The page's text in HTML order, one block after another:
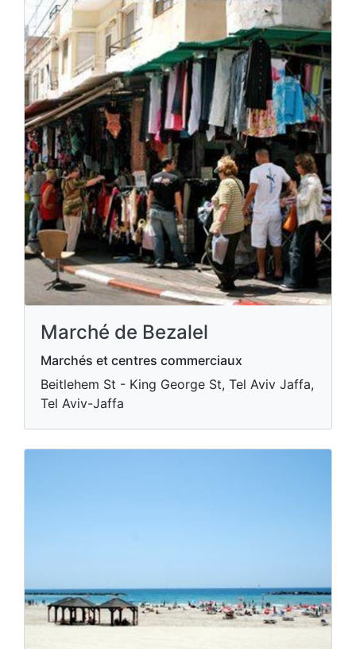
Marché de Bezalel
Marchés et centres commerciaux
Beitlehem St - King George St, Tel Aviv Jaffa,
Tel Aviv-Jaffa